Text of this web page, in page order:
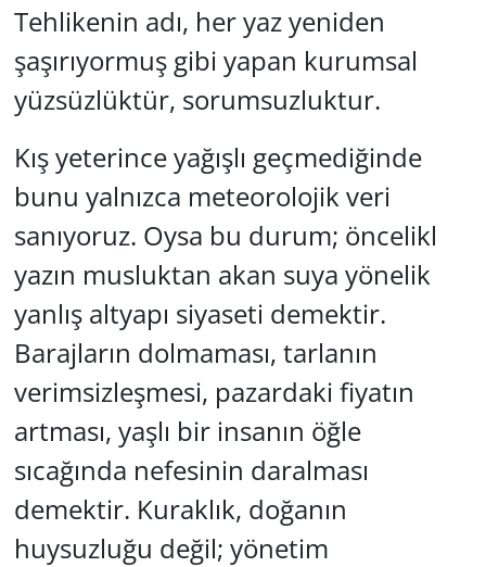
Tehlikenin adı, her yaz yeniden
şaşırıyormuş gibi yapan kurumsal
yüzsüzlüktür, sorumsuzluktur.
Kış yeterince yağışlı geçmediğinde
bunu yalnızca meteorolojik veri
sanıyoruz. Oysa bu durum; öncelikl
yazın musluktan akan suya yönelik
yanlış altyapı siyaseti demektir.
Barajların dolmaması, tarlanın
verimsizleşmesi, pazardaki fiyatın
artması, yaşlı bir insanın öğle
sıcağında nefesinin daralması
demektir. Kuraklık, doğanın
huysuzluğu değil; yönetim